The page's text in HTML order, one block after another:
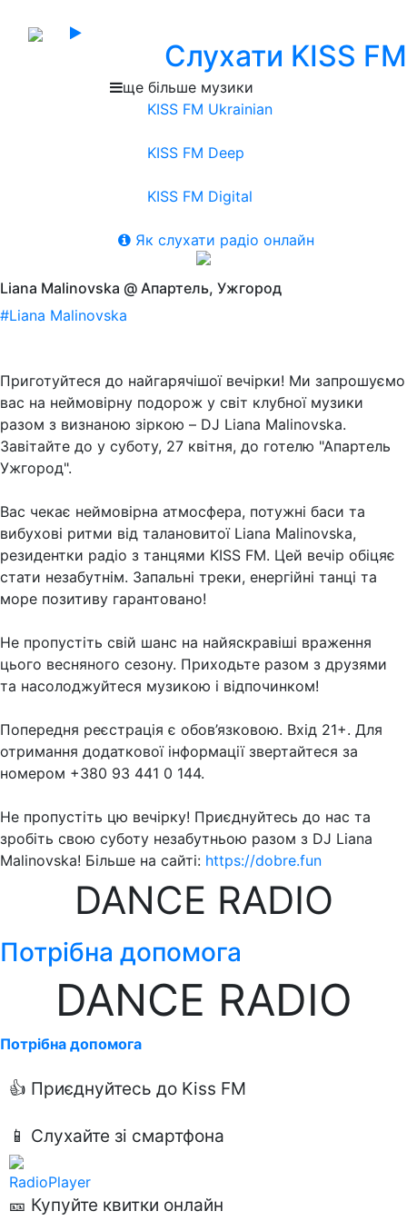
Слухати KISS FM
ще більше музики
KISS FM Ukrainian
KISS FM Deep
KISS FM Digital
Як слухати радіо онлайн
Liana Malinovska @ Апартель, Ужгород
#Liana Malinovska
Приготуйтеся до найгарячішої вечірки! Ми запрошуємо
вас на неймовірну подорож у світ клубної музики
разом з визнаною зіркою – DJ Liana Malinovska.
Завітайте до у суботу, 27 квітня, до готелю "Апартель
Ужгород".
Вас чекає неймовірна атмосфера, потужні баси та
вибухові ритми від талановитої Liana Malinovska,
резидентки радіо з танцями KISS FM. Цей вечір обіцяє
стати незабутнім. Запальні треки, енергійні танці та
море позитиву гарантовано!
Не пропустіть свій шанс на найяскравіші враження
цього весняного сезону. Приходьте разом з друзями
та насолоджуйтеся музикою і відпочинком!
Попередня реєстрація є обов’язковою. Вхід 21+. Для
отримання додаткової інформації звертайтеся за
номером +380 93 441 0 144.
Не пропустіть цю вечірку! Приєднуйтесь до нас та
зробіть свою суботу незабутньою разом з DJ Liana
Malinovska! Більше на сайті: https://dobre.fun
DANCE RADIO
Потрібна допомога
DANCE RADIO
Потрібна допомога
👍 Приєднуйтесь до Kiss FM
📱 Слухайте зі смартфона
RadioPlayer
🎫 Купуйте квитки онлайн